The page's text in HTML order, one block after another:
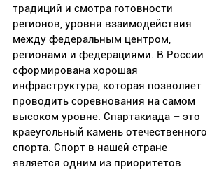
традиций и смотра готовности
регионов, уровня взаимодействия
между федеральным центром,
регионами и федерациями. В России
сформирована хорошая
инфраструктура, которая позволяет
проводить соревнования на самом
высоком уровне. Спартакиада – это
краеугольный камень отечественного
спорта. Спорт в нашей стране
является одним из приоритетов